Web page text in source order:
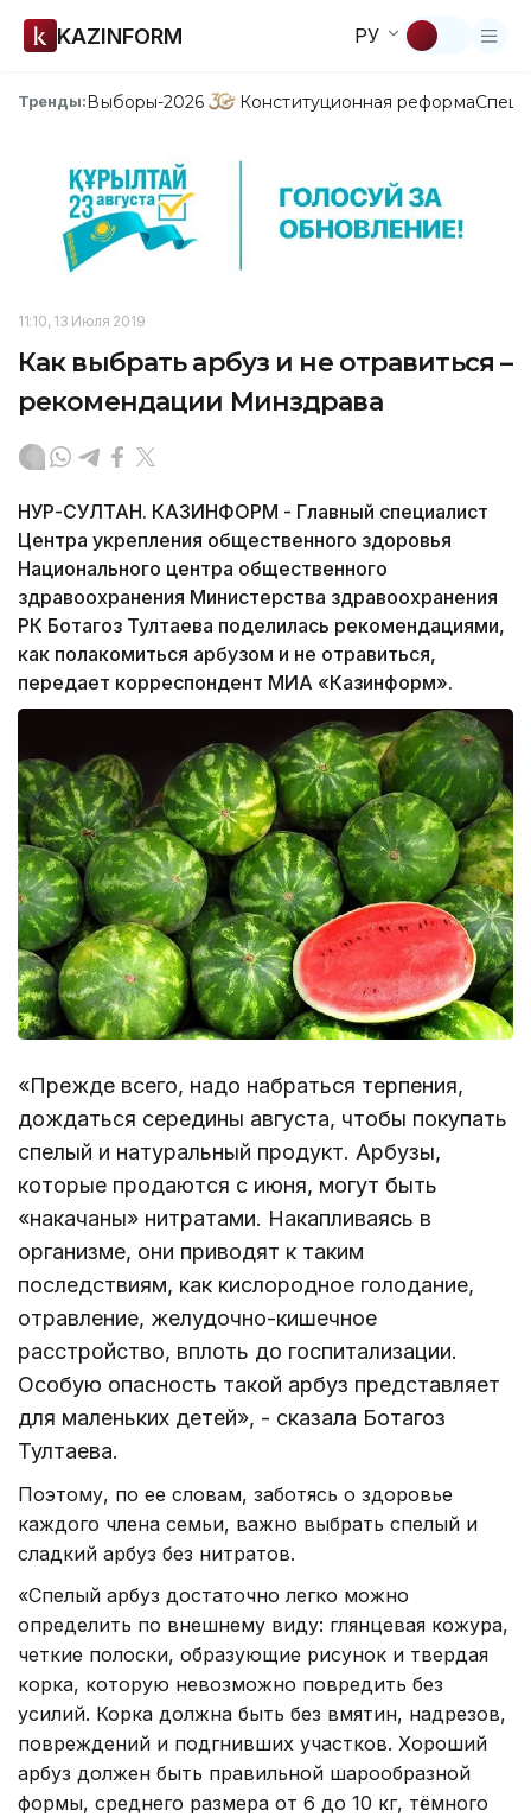
KAZINFORM РУ
Тренды:Выборы-2026 Конституционная реформа
11:10, 13 Июля 2019
Как выбрать арбуз и не отравиться –
рекомендации Минздрава
НУР-СУЛТАН. КАЗИНФОРМ - Главный специалист
Центра укрепления общественного здоровья
Национального центра общественного
здравоохранения Министерства здравоохранения
РК Ботагоз Тултаева поделилась рекомендациями,
как полакомиться арбузом и не отравиться,
передает корреспондент МИА «Казинформ».
«Прежде всего, надо набраться терпения,
дождаться середины августа, чтобы покупать
спелый и натуральный продукт. Арбузы,
которые продаются с июня, могут быть
«накачаны» нитратами. Накапливаясь в
организме, они приводят к таким
последствиям, как кислородное голодание,
отравление, желудочно-кишечное
расстройство, вплоть до госпитализации.
Особую опасность такой арбуз представляет
для маленьких детей», - сказала Ботагоз
Тултаева.
Поэтому, по ее словам, заботясь о здоровье
каждого члена семьи, важно выбрать спелый и
сладкий арбуз без нитратов.
«Спелый арбуз достаточно легко можно
определить по внешнему виду: глянцевая кожура,
четкие полоски, образующие рисунок и твердая
корка, которую невозможно повредить без
усилий. Корка должна быть без вмятин, надрезов,
повреждений и подгнивших участков. Хороший
арбуз должен быть правильной шарообразной
формы, среднего размера от 6 до 10 кг, тёмного